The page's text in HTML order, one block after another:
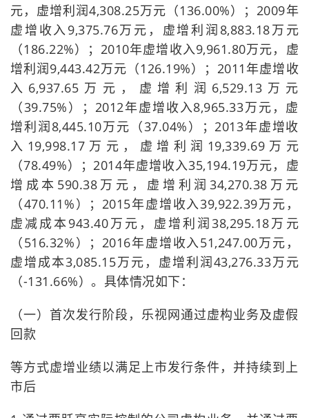
元，虚增利润4,308.25万元（136.00%）；2009年
虚增收入9,375.76万元，虚增利润8,883.18万元
（186.22%）；2010年虚增收入9,961.80万元，虚
增利润9,443.42万元（126.19%）；2011年虚增收
入6,937.65万元，虚增利润6,529.13万元
（39.75%）；2012年虚增收入8,965.33万元，虚
增利润8,445.10万元（37.04%）；2013年虚增收
入19,998.17万元，虚增利润19,339.69万元
（78.49%）；2014年虚增收入35,194.19万元，虚
增成本590.38万元，虚增利润34,270.38万元
（470.11%）；2015年虚增收入39,922.39万元，
虚减成本943.40万元，虚增利润38,295.18万元
（516.32%）；2016年虚增收入51,247.00万元，
虚增成本3,085.15万元，虚增利润43,276.33万元
（-131.66%）。具体情况如下：
（一）首次发行阶段，乐视网通过虚构业务及虚假
回款
等方式虚增业绩以满足上市发行条件，并持续到上
市后